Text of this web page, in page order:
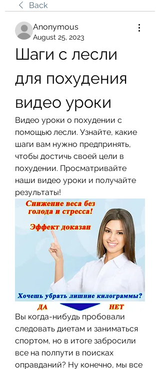
Back
Anonymous
August 25, 2023
Шаги с лесли
для похудения
видео уроки
Видео уроки о похудении с
помощью лесли. Узнайте, какие
шаги вам нужно предпринять,
чтобы достичь своей цели в
похудении. Просматривайте
наши видео уроки и получайте
результаты!
Вы когда-нибудь пробовали
следовать диетам и заниматься
спортом, но в итоге забросили
все на полпути в поисках
оправданий? Ну конечно, мы все